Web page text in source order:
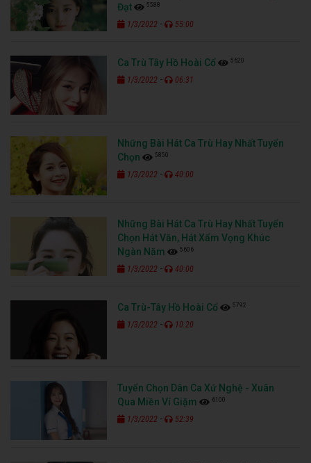
Đạt
5588
1/3/2022 - 55:00
Ca Trù Tây Hồ Hoài Cổ 5620
1/3/2022 - 06:31
Những Bài Hát Ca Trù Hay Nhất Tuyển
Chọn
5850
1/3/2022 - 40:00
Những Bài Hát Ca Trù Hay Nhất Tuyển
Chọn Hát Văn, Hát Xẩm Vọng Khúc
Ngàn Năm
5606
1/3/2022 - 40:00
Ca Trù-Tây Hồ Hoài Cổ 5792
1/3/2022 - 10:20
Tuyển Chọn Dân Ca Xứ Nghệ - Xuân
Qua Miền Ví Giặm
6100
1/3/2022 - 52:39